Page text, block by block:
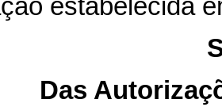
estabelecida
Das